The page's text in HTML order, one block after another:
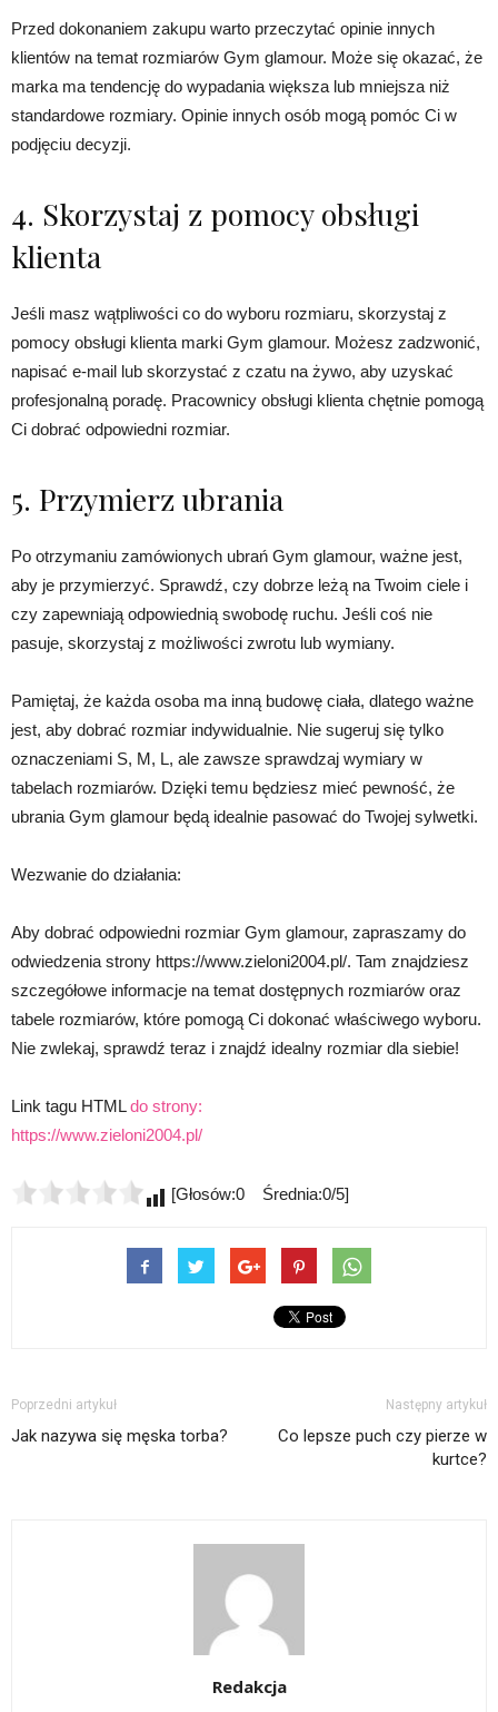
Przed dokonaniem zakupu warto przeczytać opinie innych
klientów na temat rozmiarów Gym glamour. Może się okazać, że
marka ma tendencję do wypadania większa lub mniejsza niż
standardowe rozmiary. Opinie innych osób mogą pomóc Ci w
podjęciu decyzji.
4. Skorzystaj z pomocy obsługi
klienta
Jeśli masz wątpliwości co do wyboru rozmiaru, skorzystaj z
pomocy obsługi klienta marki Gym glamour. Możesz zadzwonić,
napisać e-mail lub skorzystać z czatu na żywo, aby uzyskać
profesjonalną poradę. Pracownicy obsługi klienta chętnie pomogą
Ci dobrać odpowiedni rozmiar.
5. Przymierz ubrania
Po otrzymaniu zamówionych ubrań Gym glamour, ważne jest,
aby je przymierzyć. Sprawdź, czy dobrze leżą na Twoim ciele i
czy zapewniają odpowiednią swobodę ruchu. Jeśli coś nie
pasuje, skorzystaj z możliwości zwrotu lub wymiany.
Pamiętaj, że każda osoba ma inną budowę ciała, dlatego ważne
jest, aby dobrać rozmiar indywidualnie. Nie sugeruj się tylko
oznaczeniami S, M, L, ale zawsze sprawdzaj wymiary w
tabelach rozmiarów. Dzięki temu będziesz mieć pewność, że
ubrania Gym glamour będą idealnie pasować do Twojej sylwetki.
Wezwanie do działania:
Aby dobrać odpowiedni rozmiar Gym glamour, zapraszamy do
odwiedzenia strony https://www.zieloni2004.pl/. Tam znajdziesz
szczegółowe informacje na temat dostępnych rozmiarów oraz
tabele rozmiarów, które pomogą Ci dokonać właściwego wyboru.
Nie zwlekaj, sprawdź teraz i znajdź idealny rozmiar dla siebie!
Link tagu HTMLdo strony:
https://www.zieloni2004.pl/
[Głosów:0 Średnia:0/5]
Poprzedni artykuł
Jak nazywa się męska torba?
Następny artykuł
Co lepsze puch czy pierze w
kurtce?
Redakcja